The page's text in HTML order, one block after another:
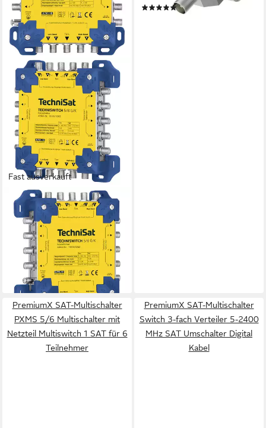
Fast ausverkauft
TECHNISAT
SAT-Multischalter TechniSat
TECHNISWITCH 5/8 G/K
SAT Multischalter Eingänge
(Multischalt
79,16 €
lieferbar - in 2-3 Werktagen bei dir
(2)
PremiumX SAT-Multischalter
PXMS 5/6 Multischalter mit
Netzteil Multiswitch 1 SAT für 6
Teilnehmer
PremiumX SAT-Multischalter
Switch 3-fach Verteiler 5-2400
MHz SAT Umschalter Digital
Kabel